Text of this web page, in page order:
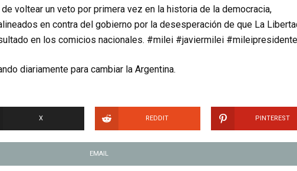
voltear un veto por primera vez en la historia de la democracia,
en contra del gobierno por la desesperación de que La
en los comicios nacionales. #milei #javiermilei #mileipresidente
diariamente para cambiar la Argentina.
X REDDIT PINTEREST
EMAIL